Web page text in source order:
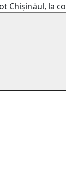
Chișinăul, la